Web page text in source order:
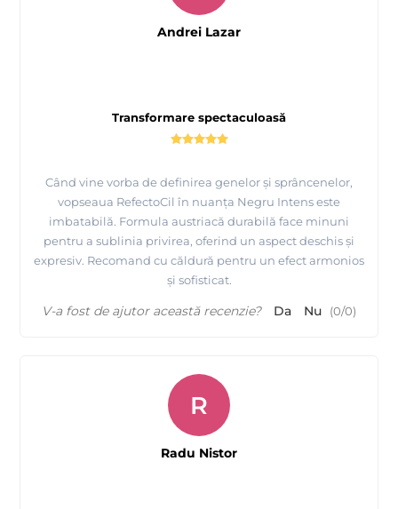
Transformare spectaculoasă
Când vine vorba de definirea genelor și sprâncenelor,
vopseaua RefectoCil în nuanța Negru Intens este
imbatabilă. Formula austriacă durabilă face minuni
pentru a sublinia privirea, oferind un aspect deschis și
expresiv. Recomand cu căldură pentru un efect armonios
și sofisticat.
Andrei Lazar
V-a fost de ajutor această recenzie? Da Nu (0/0)
R
Radu Nistor